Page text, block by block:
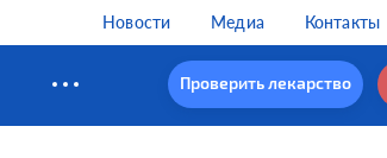
Новости Медиа Контакты
Проверить лекарство